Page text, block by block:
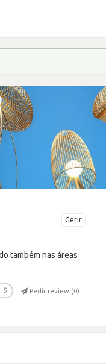
Gerir
também nas áreas
5 Pedir review (0)